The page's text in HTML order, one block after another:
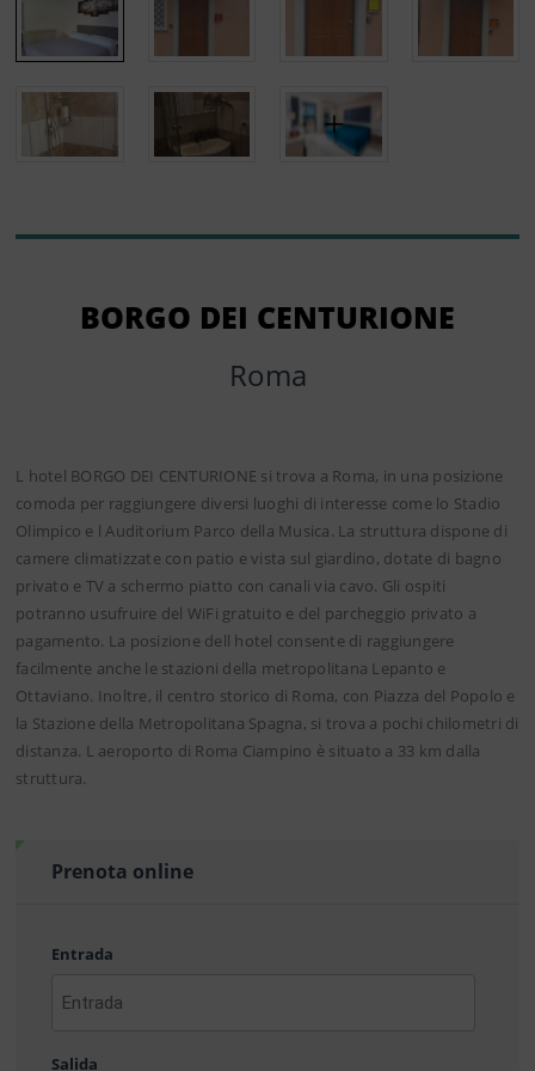
BORGO DEI CENTURIONE
Roma
L hotel BORGO DEI CENTURIONE si trova a Roma, in una posizione
comoda per raggiungere diversi luoghi di interesse come lo Stadio
Olimpico e l Auditorium Parco della Musica. La struttura dispone di
camere climatizzate con patio e vista sul giardino, dotate di bagno
privato e TV a schermo piatto con canali via cavo. Gli ospiti
potranno usufruire del WiFi gratuito e del parcheggio privato a
pagamento. La posizione dell hotel consente di raggiungere
facilmente anche le stazioni della metropolitana Lepanto e
Ottaviano. Inoltre, il centro storico di Roma, con Piazza del Popolo e
la Stazione della Metropolitana Spagna, si trova a pochi chilometri di
distanza. L aeroporto di Roma Ciampino è situato a 33 km dalla
struttura.
Prenota online
Entrada
Salida